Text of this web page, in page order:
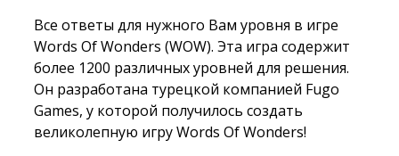
Все ответы для нужного Вам уровня в игре
Words Of Wonders (WOW). Эта игра содержит
более 1200 различных уровней для решения.
Он разработана турецкой компанией Fugo
Games, у которой получилось создать
великолепную игру Words Of Wonders!